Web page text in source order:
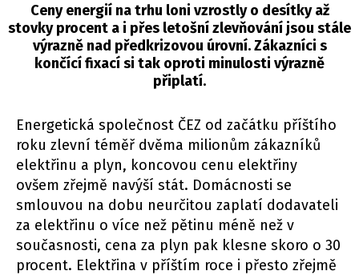
Ceny energií na trhu loni vzrostly o desítky až
stovky procent a i přes letošní zlevňování jsou stále
výrazně nad předkrizovou úrovní. Zákazníci s
končící fixací si tak oproti minulosti výrazně
připlatí.
Energetická společnost ČEZ od začátku příštího
roku zlevní téměř dvěma milionům zákazníků
elektřinu a plyn, koncovou cenu elektřiny
ovšem zřejmě navýší stát. Domácnosti se
smlouvou na dobu neurčitou zaplatí dodavateli
za elektřinu o více než pětinu méně než v
současnosti, cena za plyn pak klesne skoro o 30
procent. Elektřina v příštím roce i přesto zřejmě